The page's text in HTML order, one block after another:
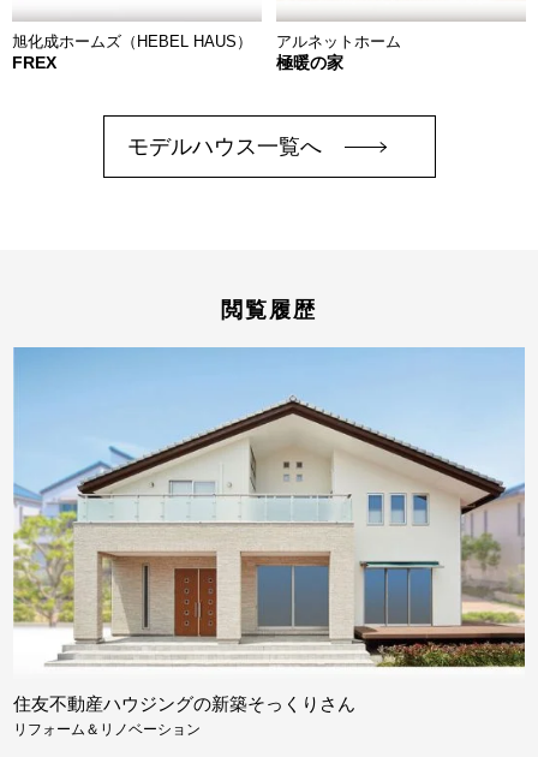
旭化成ホームズ（HEBEL HAUS）
FREX
アルネットホーム
極暖の家
モデルハウス一覧へ
閲覧履歴
住友不動産ハウジングの新築そっくりさん
リフォーム＆リノベーション